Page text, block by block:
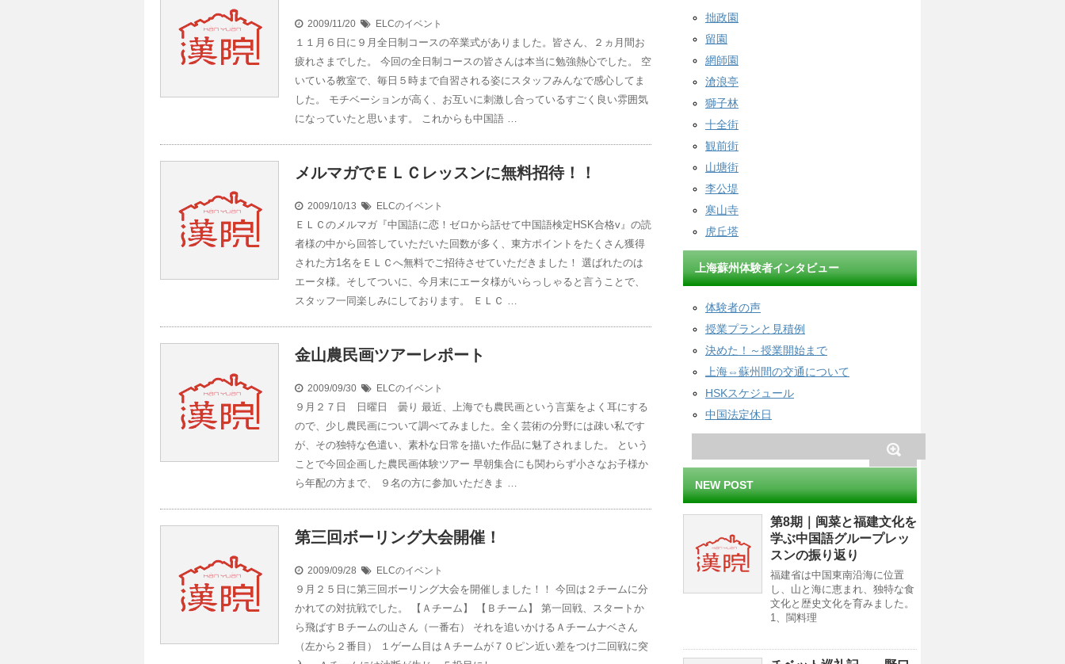
2009/11/20 ELCのイベント
１１月６日に９月全日制コースの卒業式がありました。皆さん、２ヵ月間お
疲れさまでした。 今回の全日制コースの皆さんは本当に勉強熱心でした。 空
いている教室で、毎日５時まで自習される姿にスタッフみんなで感心してま
した。 モチベーションが高く、お互いに刺激し合っているすごく良い雰囲気
になっていたと思います。 これからも中国語 …
メルマガでＥＬＣレッスンに無料招待！！
2009/10/13 ELCのイベント
ＥＬＣのメルマガ『中国語に恋！ゼロから話せて中国語検定HSK合格v』の読
者様の中から回答していただいた回数が多く、東方ポイントをたくさん獲得
された方1名をＥＬＣへ無料でご招待させていただきました！ 選ばれたのは
エータ様。そしてついに、今月末にエータ様がいらっしゃると言うことで、
スタッフ一同楽しみにしております。 ＥＬＣ …
金山農民画ツアーレポート
2009/09/30 ELCのイベント
９月２７日 日曜日 曇り 最近、上海でも農民画という言葉をよく耳にする
ので、少し農民画について調べてみました。全く芸術の分野には疎い私です
が、その独特な色遣い、素朴な日常を描いた作品に魅了されました。 という
ことで今回企画した農民画体験ツアー 早朝集合にも関わらず小さなお子様か
ら年配の方まで、 ９名の方に参加いただきま …
第三回ボーリング大会開催！
2009/09/28 ELCのイベント
９月２５日に第三回ボーリング大会を開催しました！！ 今回は２チームに分
かれての対抗戦でした。 【Ａチーム】 【Ｂチーム】 第一回戦、スタートか
ら飛ばすＢチームの山さん（一番右） それを追いかけるＡチームナベさん
（左から２番目） １ゲーム目はＡチームが７０ピン近い差をつけ二回戦に突
拙政園
留園
網師園
滄浪亭
獅子林
十全街
観前街
山塘街
李公堤
寒山寺
虎丘塔
上海蘇州体験者インタビュー
体験者の声
授業プランと見積例
決めた！～授業開始まで
上海⇔蘇州間の交通について
HSKスケジュール
中国法定休日
NEW POST
第8期｜闽菜と福建文化を
学ぶ中国語グループレッ
スンの振り返り
福建省は中国東南沿海に位置
し、山と海に恵まれ、独特な食
文化と歴史文化を育みました。
1、閩料理